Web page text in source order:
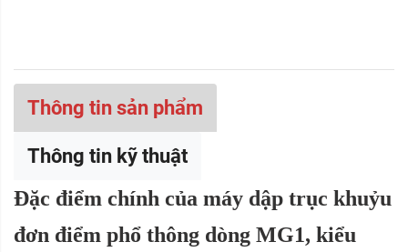
Thông tin sản phẩm
Thông tin kỹ thuật
Đặc điểm chính của máy dập trục khuỷu
đơn điểm phổ thông dòng MG1, kiểu